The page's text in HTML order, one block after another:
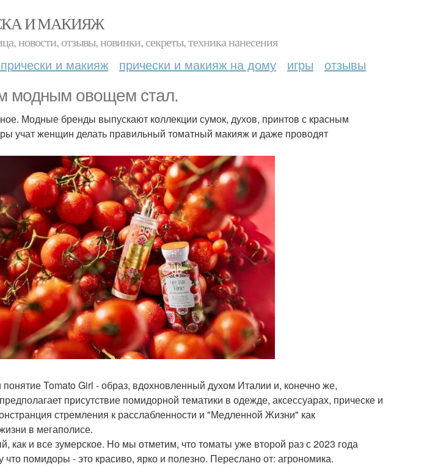
И МАКИЯЖ
новости, отзывы, новинки, секреты, техника нанесения
и макияж прически и макияж на дому игры отзывы
модным овощем стал.
Модные бренды выпускают коллекции сумок, духов, принтов с красным
учат женщин делать правильный томатный макияж и даже проводят
Tomato Girl - образ, вдохновленный духом Италии и, конечно же,
присутствие помидорной тематики в одежде, аксессуарах, прическе и
стремления к расслабленности и "Медленной Жизни" как
в мегаполисе.
как и все зумерское. Но мы отметим, что томаты уже второй раз с 2023 года
помидоры - это красиво, ярко и полезно. Переслано от: агрономика.